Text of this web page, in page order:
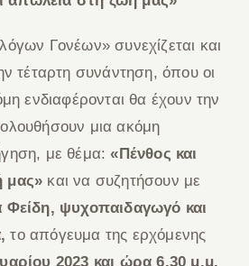
Γονέων» συνεχίζεται και
τέταρτη συνάντηση, όπου οι
ενδιαφέρονται θα έχουν την
μια ακόμη
με θέμα:«Πένθος και
μας» και να συζητήσουν με
Φείδη, ψυχοπαιδαγωγό και
το απόγευμα της ερχόμενης
2023 και ώρα 6.30 μ.μ.